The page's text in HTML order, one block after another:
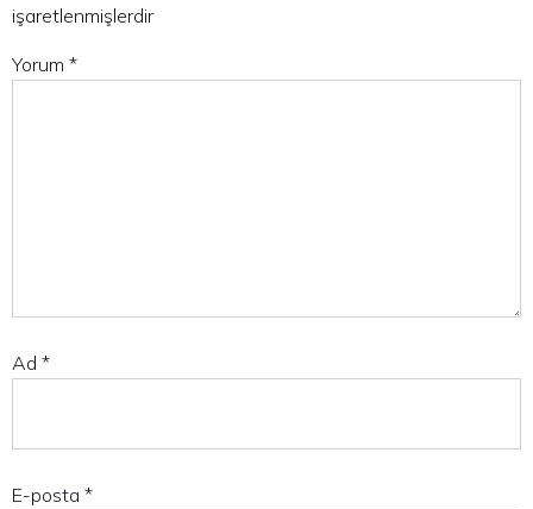
işaretlenmişlerdir
Yorum *
Ad *
E-posta *